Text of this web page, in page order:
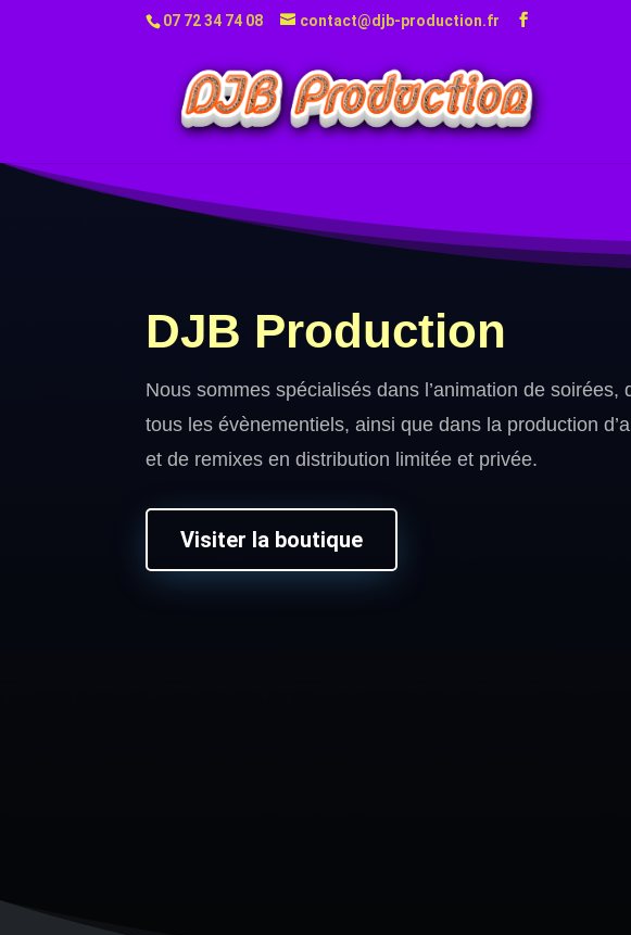
07 72 34 74 08 contact@djb-production.fr
DJB Production
Nous sommes spécialisés dans l’animation de soirées,
tous les évènementiels, ainsi que dans la production
et de remixes en distribution limitée et privée.
Visiter la boutique